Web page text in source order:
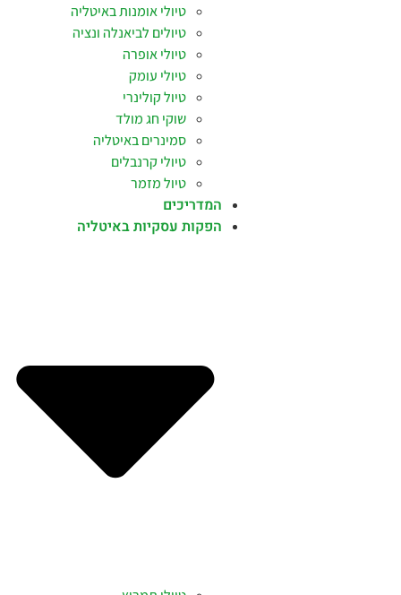
טיולי אומנות באיטליה
טיולים לביאנלה ונציה
טיולי אופרה
טיולי עומק
טיול קולינרי
שוקי חג מולד
סמינרים באיטליה
טיולי קרנבלים
טיול מזמר
המדריכים
הפקות עסקיות באיטליה